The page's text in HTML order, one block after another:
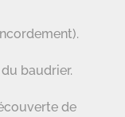
baudrier.
de